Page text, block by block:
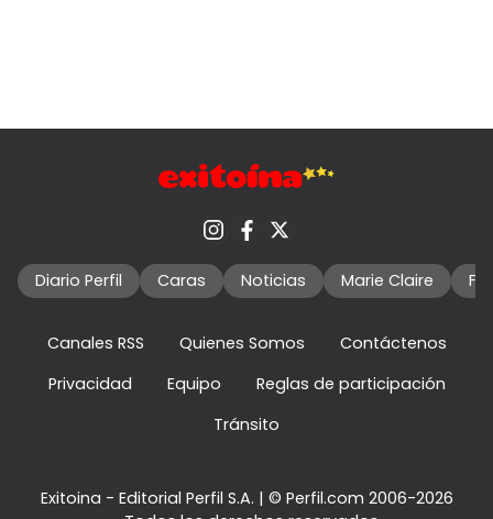
Diario Perfil Caras Noticias Marie Claire
Canales RSS Quienes Somos
Contáctenos
Privacidad
Equipo
Reglas de participación
Tránsito
Exitoina - Editorial Perfil S.A. | © Perfil.com 2006-2026